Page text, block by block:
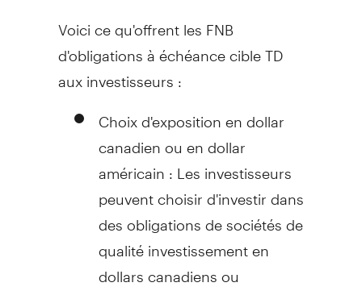
Voici ce qu'offrent les FNB
d'obligations à échéance cible TD
aux investisseurs :
Choix d'exposition en dollar
canadien ou en dollar
américain : Les investisseurs
peuvent choisir d'investir dans
des obligations de sociétés de
qualité investissement en
dollars canadiens ou